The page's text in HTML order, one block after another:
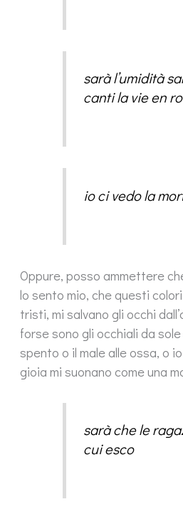
sarà l’umidità
canti la vie en
io ci vedo la
Oppure, posso ammettere
lo sento mio, che questi
tristi, mi salvano gli occhi
forse sono gli occhiali da
spento o il male alle ossa, o
gioia mi suonano come una
sarà che le
cui esco